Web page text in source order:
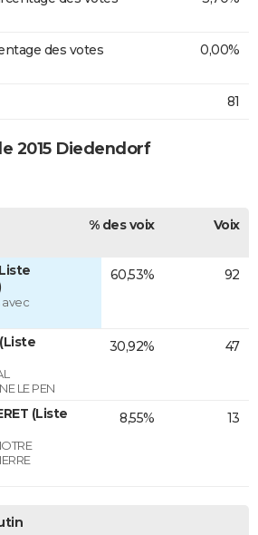
des votes
0,00%
81
2015 Diedendorf
% des voix Voix
avec
60,53% 92
LE PEN
30,92% 47
(Liste
8,55% 13